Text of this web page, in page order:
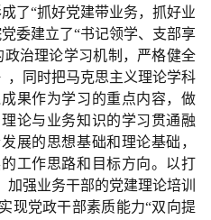
了“抓好党建带业务，抓好业
委建立了“书记领学、支部享
治理论学习机制，严格健全
，同时把马克思主义理论学科
果作为学习的重点内容，做
论与业务知识的学习贯通融
展的思想基础和理论基础，
工作思路和目标方向。以打
强业务干部的党建理论培训
现党政干部素质能力“双向提